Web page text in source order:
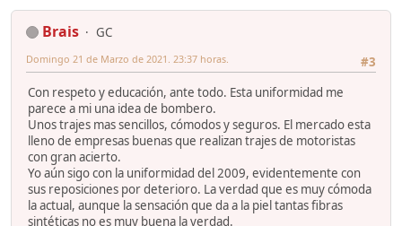
Brais
GC
#3
Domingo 21 de Marzo de 2021. 23:37 horas.
Con respeto y educación, ante todo. Esta uniformidad me
parece a mi una idea de bombero.
Unos trajes mas sencillos, cómodos y seguros. El mercado esta
lleno de empresas buenas que realizan trajes de motoristas
con gran acierto.
Yo aún sigo con la uniformidad del 2009, evidentemente con
sus reposiciones por deterioro. La verdad que es muy cómoda
la actual, aunque la sensación que da a la piel tantas fibras
sintéticas no es muy buena la verdad.